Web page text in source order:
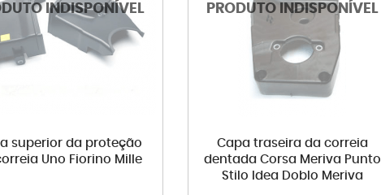
superior da proteção
Uno Fiorino Mille
Capa traseira da correia
dentada Corsa Meriva Punto
Stilo Idea Doblo Meriva